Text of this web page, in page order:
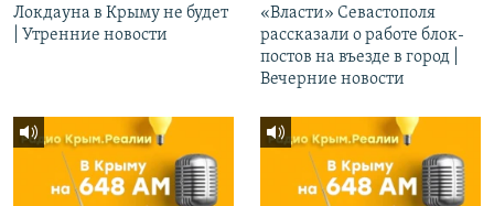
Локдауна в Крыму не будет
| Утренние новости
«Власти» Севастополя
рассказали о работе блок-
постов на въезде в город |
Вечерние новости